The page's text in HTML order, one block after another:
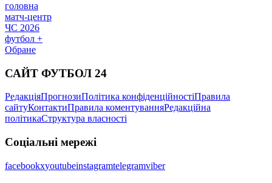
головна
матч-центр
ЧС 2026
футбол +
Обране
САЙТ ФУТБОЛ 24
РедакціяПрогнозиПолітика конфіденційностіПравила
сайтуКонтактиПравила коментуванняРедакційна
політикаСтруктура власності
Соціальні мережі
facebookxyoutubeinstagramtelegramviber